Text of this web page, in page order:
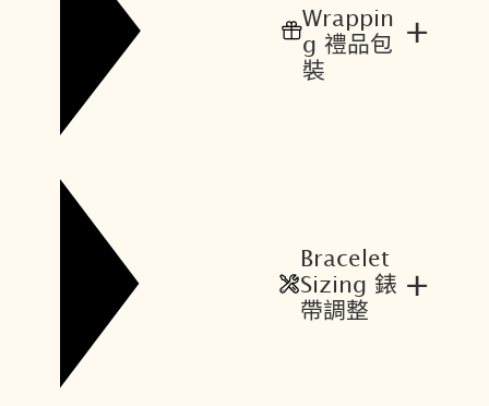
Wrappin
g 禮品包
裝
+
Bracelet
Sizing 錶
帶調整
+